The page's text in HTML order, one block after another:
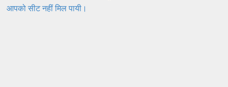
आपको सीट नहीं मिल पायी।